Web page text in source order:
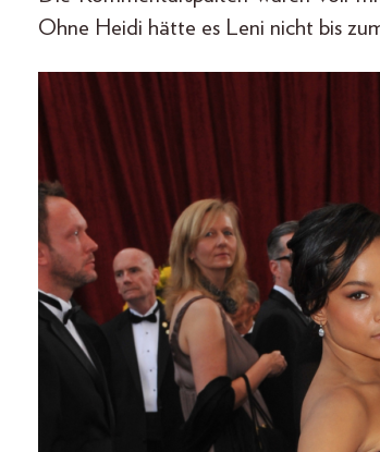
Ohne Heidi hätte es Leni nicht bis